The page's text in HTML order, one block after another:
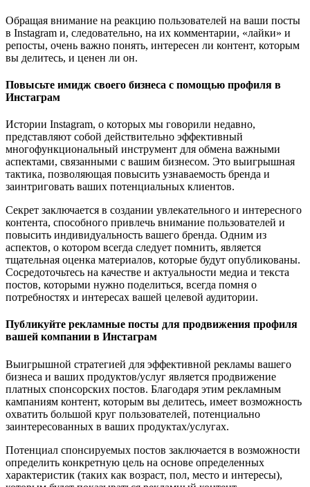
Обращая внимание на реакцию пользователей на ваши посты
в Instagram и, следовательно, на их комментарии, «лайки» и
репосты, очень важно понять, интересен ли контент, которым
вы делитесь, и ценен ли он.
Повысьте имидж своего бизнеса с помощью профиля в
Инстаграм
Истории Instagram, о которых мы говорили недавно,
представляют собой действительно эффективный
многофункциональный инструмент для обмена важными
аспектами, связанными с вашим бизнесом. Это выигрышная
тактика, позволяющая повысить узнаваемость бренда и
заинтриговать ваших потенциальных клиентов.
Секрет заключается в создании увлекательного и интересного
контента, способного привлечь внимание пользователей и
повысить индивидуальность вашего бренда. Одним из
аспектов, о котором всегда следует помнить, является
тщательная оценка материалов, которые будут опубликованы.
Сосредоточьтесь на качестве и актуальности медиа и текста
постов, которыми нужно поделиться, всегда помня о
потребностях и интересах вашей целевой аудитории.
Публикуйте рекламные посты для продвижения профиля
вашей компании в Инстаграм
Выигрышной стратегией для эффективной рекламы вашего
бизнеса и ваших продуктов/услуг является продвижение
платных спонсорских постов. Благодаря этим рекламным
кампаниям контент, которым вы делитесь, имеет возможность
охватить большой круг пользователей, потенциально
заинтересованных в ваших продуктах/услугах.
Потенциал спонсируемых постов заключается в возможности
определить конкретную цель на основе определенных
характеристик (таких как возраст, пол, место и интересы),